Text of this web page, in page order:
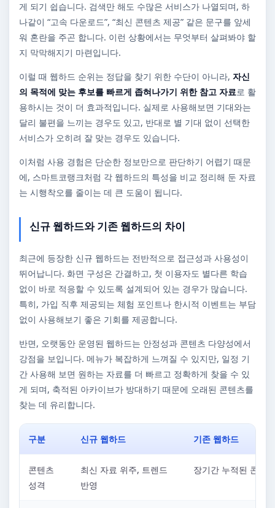
게 되기 쉽습니다. 검색만 해도 수많은 서비스가 나열되며, 하
나같이 “고속 다운로드”, “최신 콘텐츠 제공” 같은 문구를 앞세
워 혼란을 주곤 합니다. 이런 상황에서는 무엇부터 살펴봐야 할
지 막막해지기 마련입니다.
이럴 때 웹하드 순위는 정답을 찾기 위한 수단이 아니라, 자신
의 목적에 맞는 후보를 빠르게 좁혀나가기 위한 참고 자료로 활
용하시는 것이 더 효과적입니다. 실제로 사용해보면 기대와는
달리 불편을 느끼는 경우도 있고, 반대로 별 기대 없이 선택한
서비스가 오히려 잘 맞는 경우도 있습니다.
이처럼 사용 경험은 단순한 정보만으로 판단하기 어렵기 때문
에, 스마트코랭크처럼 각 웹하드의 특성을 비교 정리해 둔 자료
는 시행착오를 줄이는 데 큰 도움이 됩니다.
신규 웹하드와 기존 웹하드의 차이
최근에 등장한 신규 웹하드는 전반적으로 접근성과 사용성이
뛰어납니다. 화면 구성은 간결하고, 첫 이용자도 별다른 학습
없이 바로 적응할 수 있도록 설계되어 있는 경우가 많습니다.
특히, 가입 직후 제공되는 체험 포인트나 한시적 이벤트는 부담
없이 사용해보기 좋은 기회를 제공합니다.
반면, 오랫동안 운영된 웹하드는 안정성과 콘텐츠 다양성에서
강점을 보입니다. 메뉴가 복잡하게 느껴질 수 있지만, 일정 기
간 사용해 보면 원하는 자료를 더 빠르고 정확하게 찾을 수 있
게 되며, 축적된 아카이브가 방대하기 때문에 오래된 콘텐츠를
찾는 데 유리합니다.
구분 신규 웹하드 기존 웹하드
콘텐츠
성격
최신 자료 위주, 트렌드
반영
장기간 누적된 콘텐